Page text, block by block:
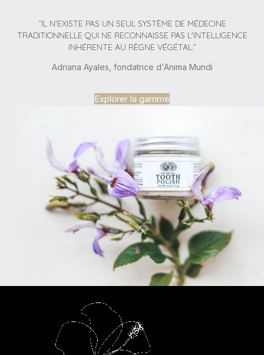
“IL N'EXISTE PAS UN SEUL SYSTÈME DE MÉDECINE
TRADITIONNELLE QUI NE RECONNAISSE PAS L'INTELLIGENCE
INHÉRENTE AU RÈGNE VÉGÉTAL.”
Adriana Ayales, fondatrice d'Anima Mundi
Explorer la gamme